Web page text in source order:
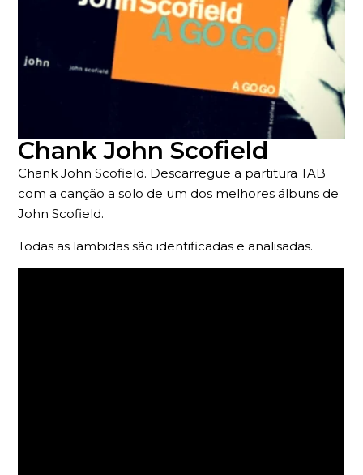
Chank John Scofield
Chank John Scofield. Descarregue a partitura TAB
com a canção a solo de um dos melhores álbuns de
John Scofield.
Todas as lambidas são identificadas e analisadas.